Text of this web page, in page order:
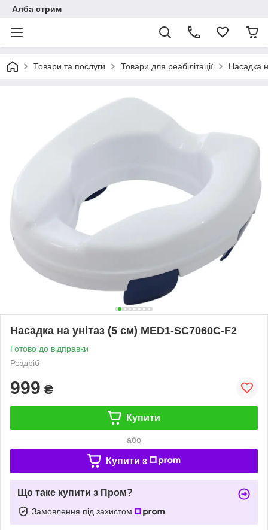
Алба стрим
Товари та послуги Товари для реабілітації Насадка
Насадка на унітаз (5 см) MED1-SC7060C-F2
Готово до відправки
Роздріб
999 ₴
Купити
або
Купити з
Що таке купити з Пром?
Замовлення під захистом